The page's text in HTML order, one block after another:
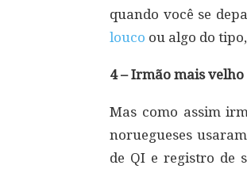
quando você se
louco ou algo do
4 – Irmão mais velho
Mas como assim
noruegueses
de QI e registro de